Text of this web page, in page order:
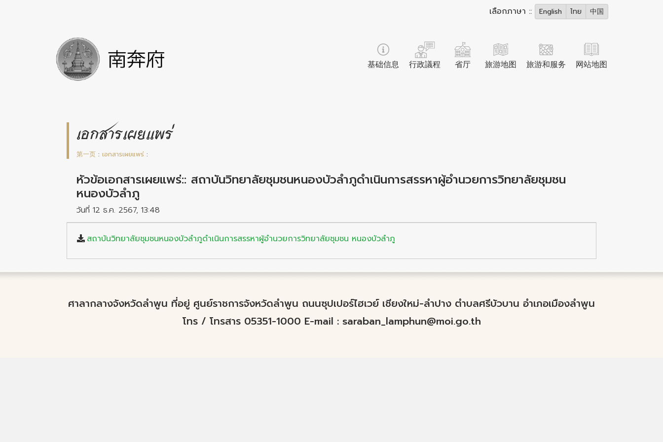
เลือกภาษา :: English ไทย 中国
基础信息 行政議程 省厅 旅游地图 旅游和服务 网站地图
เอกสารเผยแพร่
第一页 : เอกสารเผยแพร่ :
หัวข้อเอกสารเผยแพร่:: สถาบันวิทยาลัยชุมชนหนองบัวลำภูดำเนินการสรรหาผู้อำนวยการวิทยาลัยชุมชน
หนองบัวลำภู
วันที่ 12 ธ.ค. 2567, 13:48
สถาบันวิทยาลัยชุมชนหนองบัวลำภูดำเนินการสรรหาผู้อำนวยการวิทยาลัยชุมชน หนองบัวลำภู
ศาลากลางจังหวัดลำพูน ที่อยู่ ศูนย์ราชการจังหวัดลำพูน ถนนซุปเปอร์ไฮเวย์ เชียงใหม่-ลำปาง ตำบลศรีบัวบาน อำเภอเมืองลำพูน
โทร / โทรสาร 05351-1000 E-mail : saraban_lamphun@moi.go.th